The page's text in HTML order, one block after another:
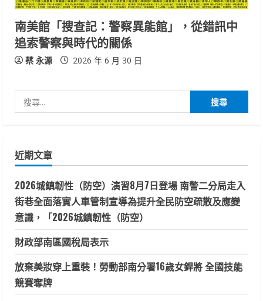
南美館「搜查記：警察異能館」，從錯訊中
追索警察與時代的關係
蔡 永源 2026 年 6 月 30 日
尋
字:
近期文章
2026城鎮韌性（防空）演習8月7日登場 南警二分局走入
街巷全面落實人車管制宣導為提升全民防空疏散及應變
意識，「2026城鎮韌性（防空）
財政部南區國稅局表示
放棄美妝穿上重裝！勞動部南分署16歲女銲將 全國技能
競賽奪牌